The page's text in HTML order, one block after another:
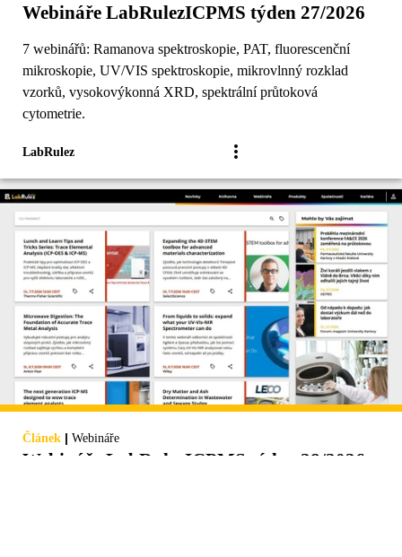
Webináře LabRulezICPMS týden 27/2026
7 webinářů: Ramanova spektroskopie, PAT, fluorescenční
mikroskopie, UV/VIS spektroskopie, mikrovlnný rozklad
vzorků, vysokovýkonná XRD, spektrální průtoková
cytometrie.
LabRulez
Článek | Webináře
Webináře LabRulezICPMS týden 28/2026